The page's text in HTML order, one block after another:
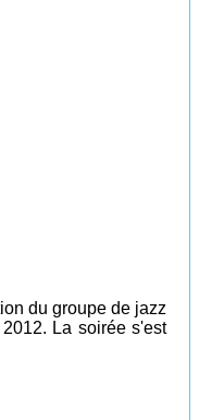
du groupe de jazz
La soirée s'est